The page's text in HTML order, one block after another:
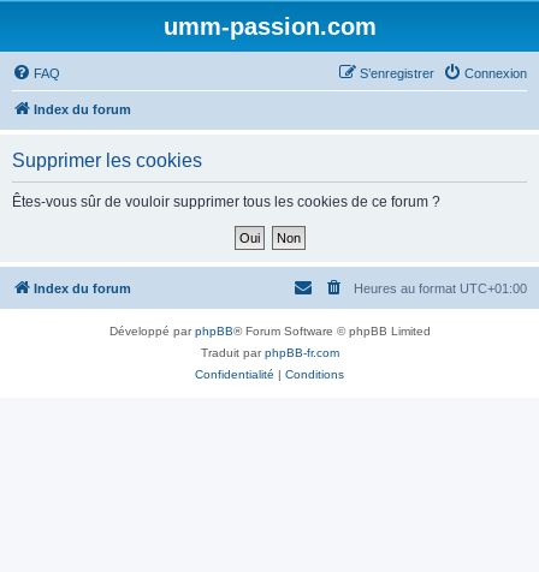
umm-passion.com
FAQ Connexion
S’enregistrer
Index du forum
Supprimer les cookies
Êtes-vous sûr de vouloir supprimer tous les cookies de ce forum ?
Index du forum Heures au format UTC+01:00
Développé parphpBB® Forum Software © phpBB Limited
Traduit parphpBB-fr.com
Confidentialité | Conditions